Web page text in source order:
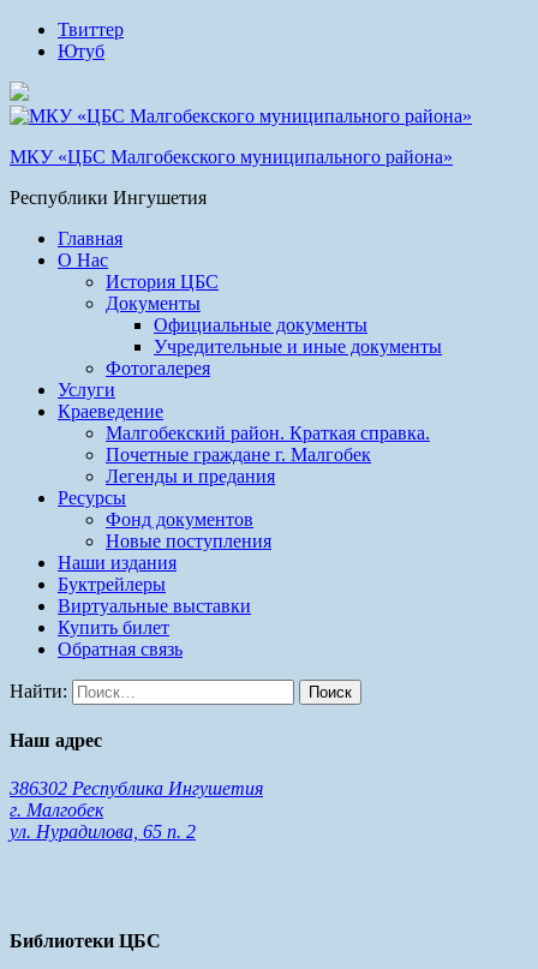
Твиттер
Ютуб
МКУ «ЦБС Малгобекского муниципального района»
Республики Ингушетия
Главная
О Нас
История ЦБС
Документы
Официальные документы
Учредительные и иные документы
Фотогалерея
Услуги
Краеведение
Малгобекский район. Краткая справка.
Почетные граждане г. Малгобек
Легенды и предания
Ресурсы
Фонд документов
Новые поступления
Наши издания
Буктрейлеры
Виртуальные выставки
Купить билет
Обратная связь
Найти:
Наш адрес
386302 Республика Ингушетия
г. Малгобек
ул. Нурадилова, 65 п. 2
Библиотеки ЦБС